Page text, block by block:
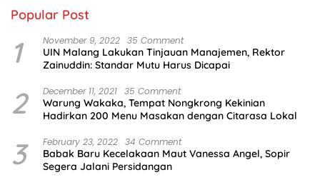
Popular Post
1 November 9, 2022 35 Comment
UIN Malang Lakukan Tinjauan Manajemen, Rektor
Zainuddin: Standar Mutu Harus Dicapai
2 December 11, 2021 35 Comment
Warung Wakaka, Tempat Nongkrong Kekinian
Hadirkan 200 Menu Masakan dengan Citarasa Lokal
3 February 23, 2022 34 Comment
Babak Baru Kecelakaan Maut Vanessa Angel, Sopir
Segera Jalani Persidangan